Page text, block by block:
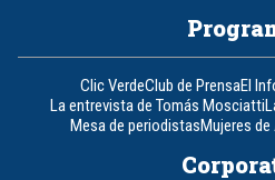
Clic VerdeClub de PrensaEl
La entrevista de Tomás Mosciatti
Mesa de periodistasMujeres de